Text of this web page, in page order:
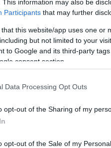
This information may also be
Participants that may further
that this website/app uses one or
but not limited to your
to Google and its third-party
consent section.
Data Processing Opt Outs
opt-out of the Sharing of my
opt-out of the Sale of my Personal
guardian vr #team ico
ilyen élményt is tudnak adni.